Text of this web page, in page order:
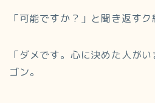
「可能ですか？」と聞き返すク
「ダメです。心に決めた人が
ゴン。